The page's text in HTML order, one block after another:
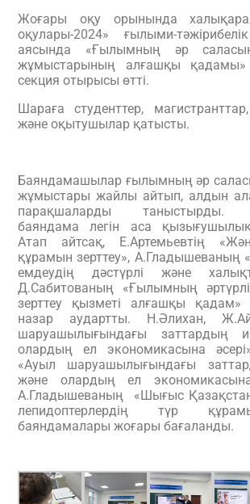
Жоғары оқу орынында
оқулары-2024» ғылыми-
аясында «Ғылымның әр
жұмыстарының алғашқы
секция отырысы өтті.
Шараға студенттер,
және оқытушылар қатысты.
Баяндамашылар ғылымның әр
жұмыстары жайлы айтып, алдын
парақшаларды таныстырды.
баяндама легін аса
Атап айтсақ, Е.Артемьевтің
құрамын зерттеу», А.Гладышеваның
емдеудің дәстүрлі және
Д.Сабитованың «Ғылымның
зерттеу қызметі алғашқы қадам»
назар аудартты. Н.Әлихан,
шаруашылығындағы заттардың
олардың ел экономикасына
«Ауыл шаруашылығындағы
және олардың ел
А.Гладышеваның «Шығыс
лепидоптерлердің түр
баяндамалары жоғары бағаланды.